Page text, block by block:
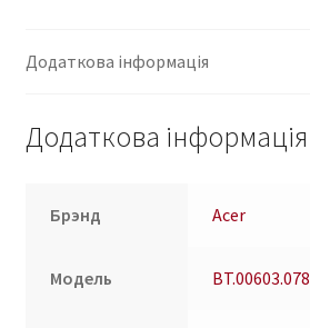
Додаткова інформація
Додаткова інформація
Брэнд Acer
Модель BT.00603.078